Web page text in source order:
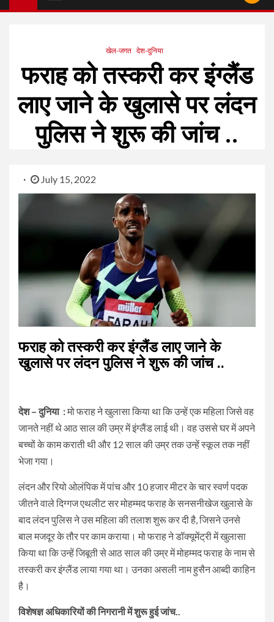
खेल-जगत देश-दुनिया
फराह को तस्करी कर इंग्लैंड
लाए जाने के खुलासे पर लंदन
पुलिस ने शुरू की जांच ..
July 15, 2022
फराह को तस्करी कर इंग्लैंड लाए जाने के
खुलासे पर लंदन पुलिस ने शुरू की जांच ..
देश – दुनिया :मो फराह ने खुलासा किया था कि उन्हें एक महिला जिसे वह
जानते नहीं थे आठ साल की उम्र में इंग्लैंड लाई थी। वह उससे घर में अपने
बच्चों के काम कराती थी और 12 साल की उम्र तक उन्हें स्कूल तक नहीं
भेजा गया।
लंदन और रियो ओलंपिक में पांच और 10 हजार मीटर के चार स्वर्ण पदक
जीतने वाले दिग्गज एथलीट सर मोहम्मद फराह के सनसनीखेज खुलासे के
बाद लंदन पुलिस ने उस महिला की तलाश शुरू कर दी है, जिसने उनसे
बाल मजदूर के तौर पर काम कराया। मो फराह ने डॉक्यूमेंट्री में खुलासा
किया था कि उन्हें जिबूती से आठ साल की उम्र में मोहम्मद फराह के नाम से
तस्करी कर इंग्लैंड लाया गया था। उनका असली नाम हुसैन आब्दी काहिन
है।
विशेषज्ञ अधिकारियों की निगरानी में शुरू हुई जांच..